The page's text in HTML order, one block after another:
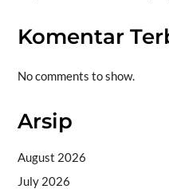
Komentar
No comments to show.
Arsip
August 2026
July 2026